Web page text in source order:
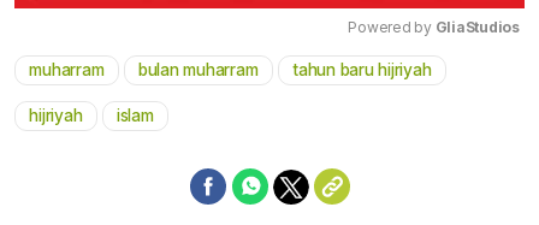
Mute
Powered by GliaStudios
muharram bulan muharram tahun baru hijriyah
hijriyah islam